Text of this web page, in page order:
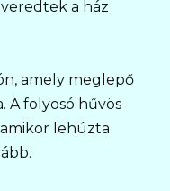
a ház
amely meglepő
A folyosó hűvös
lehúzta